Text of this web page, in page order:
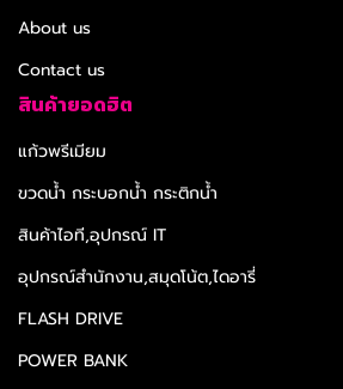
About us
Contact us
สินค้ายอดฮิต
แก้วพรีเมียม
ขวดน้ำ กระบอกน้ำ กระติกน้ำ
สินค้าไอที,อุปกรณ์ IT
อุปกรณ์สำนักงาน,สมุดโน้ต,ไดอารี่
FLASH DRIVE
POWER BANK